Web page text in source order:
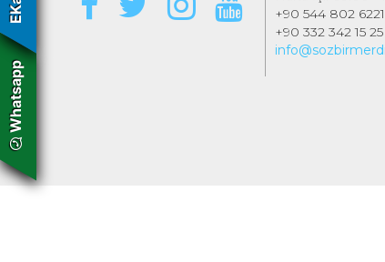
Whatsapp
+90 544 802 6221
+90 332 342 15 25